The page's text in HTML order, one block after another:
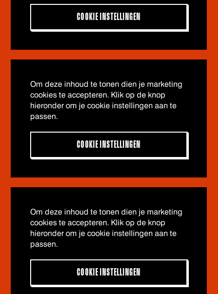
COOKIE INSTELLINGEN
Om deze inhoud te tonen dien je marketing
cookies te accepteren. Klik op de knop
hieronder om je cookie instellingen aan te
passen.
COOKIE INSTELLINGEN
Om deze inhoud te tonen dien je marketing
cookies te accepteren. Klik op de knop
hieronder om je cookie instellingen aan te
passen.
COOKIE INSTELLINGEN